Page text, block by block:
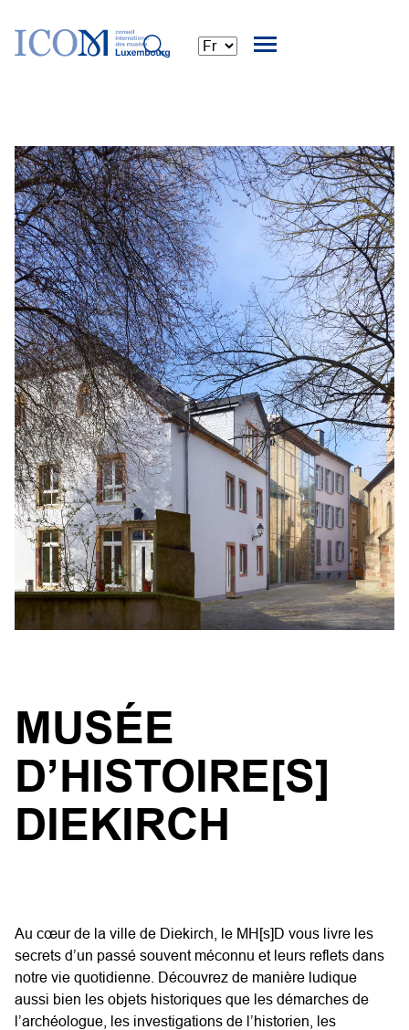
MUSÉE
D’HISTOIRE[S]
DIEKIRCH
Au cœur de la ville de Diekirch, le MH[s]D vous livre les
secrets d’un passé souvent méconnu et leurs reflets dans
notre vie quotidienne. Découvrez de manière ludique
aussi bien les objets historiques que les démarches de
l’archéologue, les investigations de l’historien, les